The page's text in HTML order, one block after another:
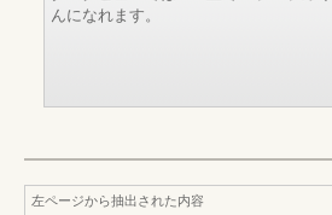
んになれます。
左ページから抽出された内容